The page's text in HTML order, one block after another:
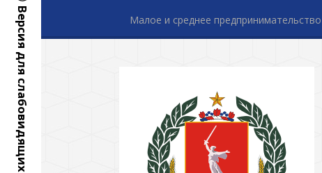
Версия для слабовидящих Малое и среднее предпринимательство